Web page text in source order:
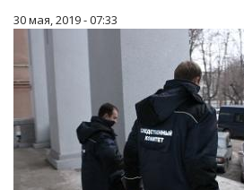
30 мая, 2019 - 07:33